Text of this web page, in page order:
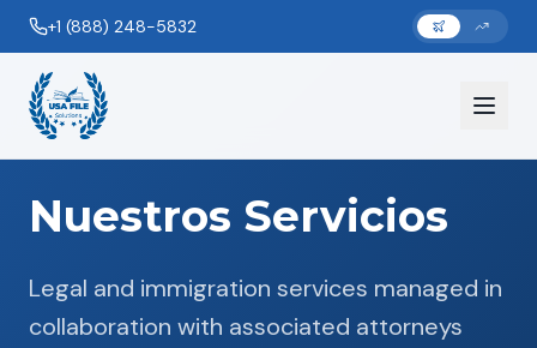
+1 (888) 248-5832
Nuestros Servicios
Legal and immigration services managed in
collaboration with associated attorneys